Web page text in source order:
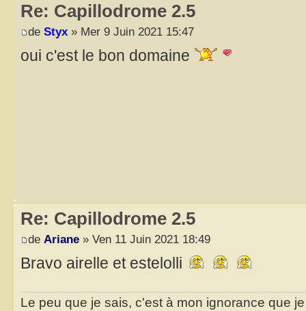
Re: Capillodrome 2.5
de Styx » Mer 9 Juin 2021 15:47
oui c'est le bon domaine
Re: Capillodrome 2.5
de Ariane » Ven 11 Juin 2021 18:49
Bravo airelle et estelolli
Le peu que je sais, c'est à mon ignorance que